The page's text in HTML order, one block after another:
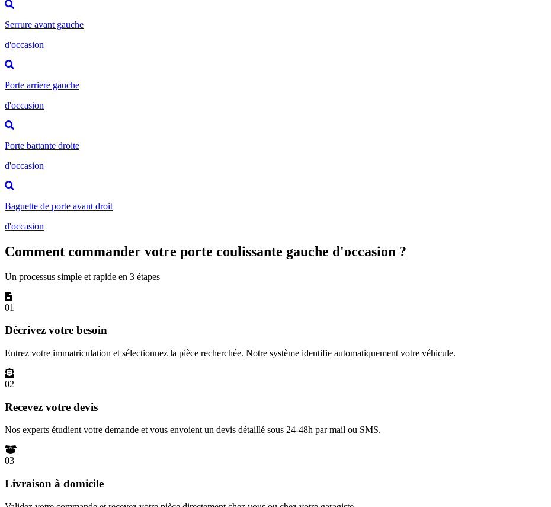
Serrure avant gauche
d'occasion
Porte arriere gauche
d'occasion
Porte battante droite
d'occasion
Baguette de porte avant droit
d'occasion
Comment commander votre porte coulissante gauche d'occasion ?
Un processus simple et rapide en 3 étapes
01
Décrivez votre besoin
Entrez votre immatriculation et sélectionnez la pièce recherchée. Notre système identifie automatiquement votre véhicule.
02
Recevez votre devis
Nos experts étudient votre demande et vous envoient un devis détaillé sous 24-48h par mail ou SMS.
03
Livraison à domicile